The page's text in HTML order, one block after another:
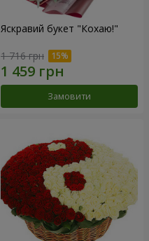
Яскравий букет "Кохаю!"
1 716 грн
Замовити